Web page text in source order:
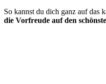
So kannst du dich ganz auf das
die Vorfreude auf den